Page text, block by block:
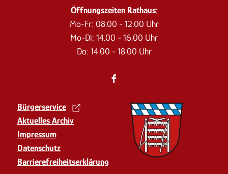
Öffnungszeiten Rathaus:
Mo-Fr: 08.00 - 12.00 Uhr
Mo-Di: 14.00 - 16.00 Uhr
Do: 14.00 - 18.00 Uhr
Bürgerservice
Aktuelles Archiv
Impressum
Datenschutz
Barrierefreiheits­erklärung